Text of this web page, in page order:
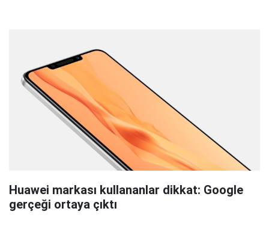
Huawei markası kullananlar dikkat: Google
gerçeği ortaya çıktı